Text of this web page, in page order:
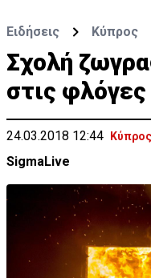
Ειδήσεις Κύπρος
Σχολή
στις
24.03.2018 12:44 Κύπρος
SigmaLive